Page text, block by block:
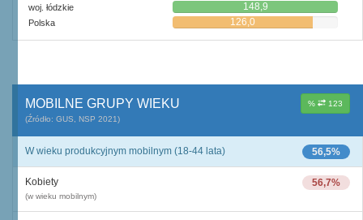
woj. łódzkie 148,9
Polska 126,0
% 123
MOBILNE GRUPY WIEKU
(Źródło: GUS, NSP 2021)
56,5%
W wieku produkcyjnym mobilnym (18-44 lata)
56,7%
Kobiety
(w wieku mobilnym)